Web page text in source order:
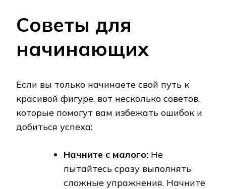
Советы для
начинающих
Если вы только начинаете свой путь к
красивой фигуре, вот несколько советов,
которые помогут вам избежать ошибок и
добиться успеха:
Начните с малого: Не
пытайтесь сразу выполнять
сложные упражнения. Начните